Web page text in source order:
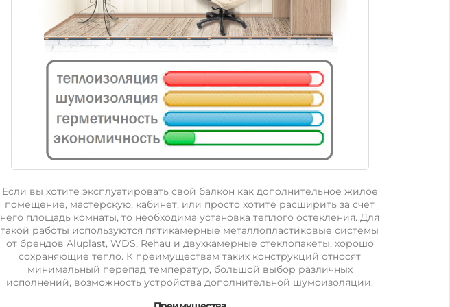
Если вы хотите эксплуатировать свой балкон как дополнительное жилое
помещение, мастерскую, кабинет, или просто хотите расширить за счет
него площадь комнаты, то необходима установка теплого остекления. Для
такой работы используются пятикамерные металлопластиковые системы
от брендов Aluplast, WDS, Rehau и двухкамерные стеклопакеты, хорошо
сохраняющие тепло. К преимуществам таких конструкций относят
минимальный перепад температур, большой выбор различных
исполнений, возможность устройства дополнительной шумоизоляции.